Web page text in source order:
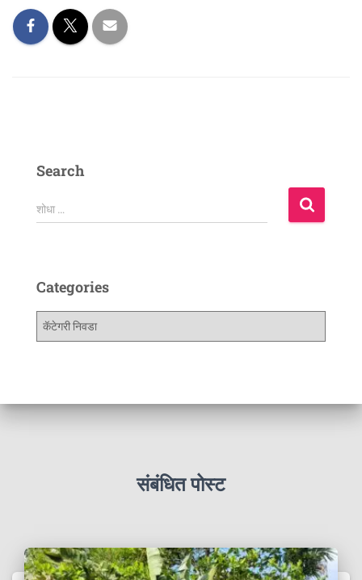
Search
शोधा …
Categories
संबंधित पोस्ट